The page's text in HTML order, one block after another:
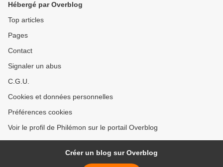
Hébergé par Overblog
Top articles
Pages
Contact
Signaler un abus
C.G.U.
Cookies et données personnelles
Préférences cookies
Voir le profil de Philémon sur le portail Overblog
Créer un blog sur Overblog